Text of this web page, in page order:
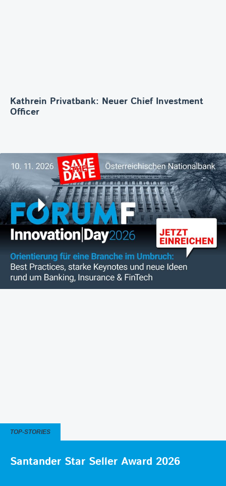
Kathrein Privatbank: Neuer Chief Investment
Officer
TOP-STORIES
Santander Star Seller Award 2026